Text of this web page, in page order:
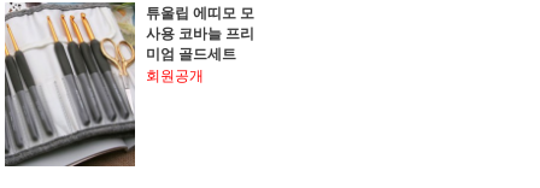
튜울립 에띠모 모
사용 코바늘 프리
미엄 골드세트
회원공개